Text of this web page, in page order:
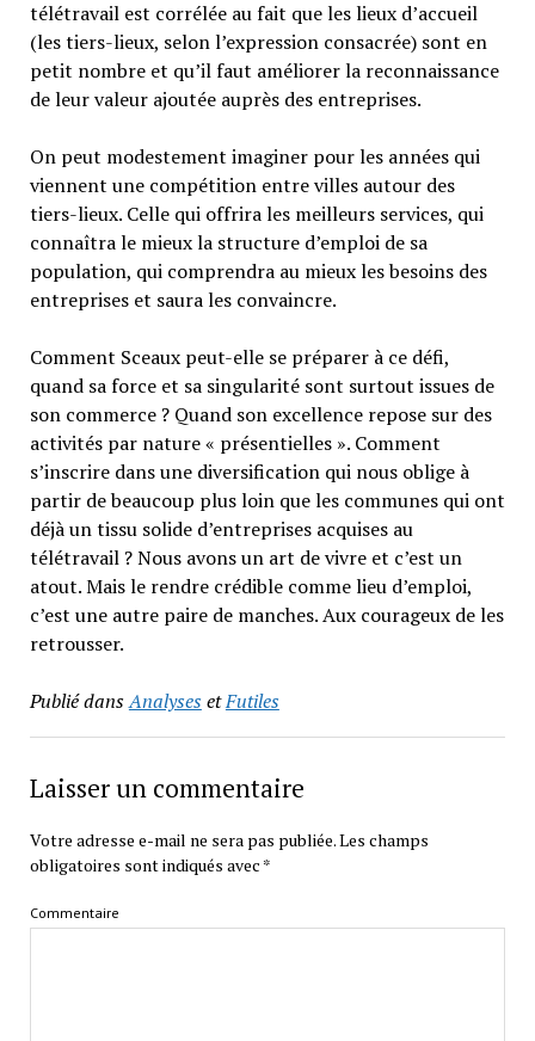
télétravail est corrélée au fait que les lieux d’accueil
(les tiers-lieux, selon l’expression consacrée) sont en
petit nombre et qu’il faut améliorer la reconnaissance
de leur valeur ajoutée auprès des entreprises.
On peut modestement imaginer pour les années qui
viennent une compétition entre villes autour des
tiers-lieux. Celle qui offrira les meilleurs services, qui
connaîtra le mieux la structure d’emploi de sa
population, qui comprendra au mieux les besoins des
entreprises et saura les convaincre.
Comment Sceaux peut-elle se préparer à ce défi,
quand sa force et sa singularité sont surtout issues de
son commerce ? Quand son excellence repose sur des
activités par nature « présentielles ». Comment
s’inscrire dans une diversification qui nous oblige à
partir de beaucoup plus loin que les communes qui ont
déjà un tissu solide d’entreprises acquises au
télétravail ? Nous avons un art de vivre et c’est un
atout. Mais le rendre crédible comme lieu d’emploi,
c’est une autre paire de manches. Aux courageux de les
retrousser.
Publié dansAnalysesetFutiles
Laisser un commentaire
Votre adresse e-mail ne sera pas publiée.Les champs
obligatoires sont indiqués avec *
Commentaire